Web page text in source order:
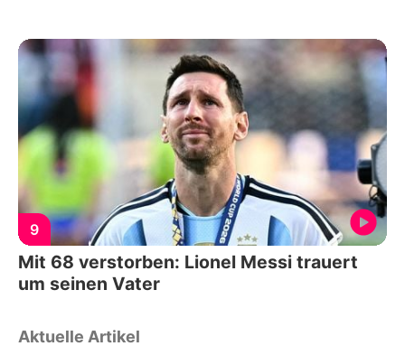
9
Mit 68 verstorben: Lionel Messi trauert
um seinen Vater
Aktuelle Artikel